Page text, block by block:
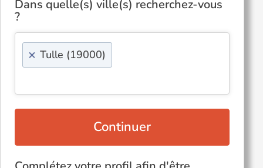
Dans quelle(s) ville(s) recherchez-vous
?
× Tulle (19000)
Continuer